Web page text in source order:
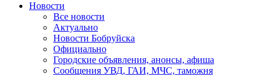
Новости
Все новости
Актуально
Новости Бобруйска
Официально
Городские объявления, анонсы, афиша
Сообщения УВД, ГАИ, МЧС, таможня